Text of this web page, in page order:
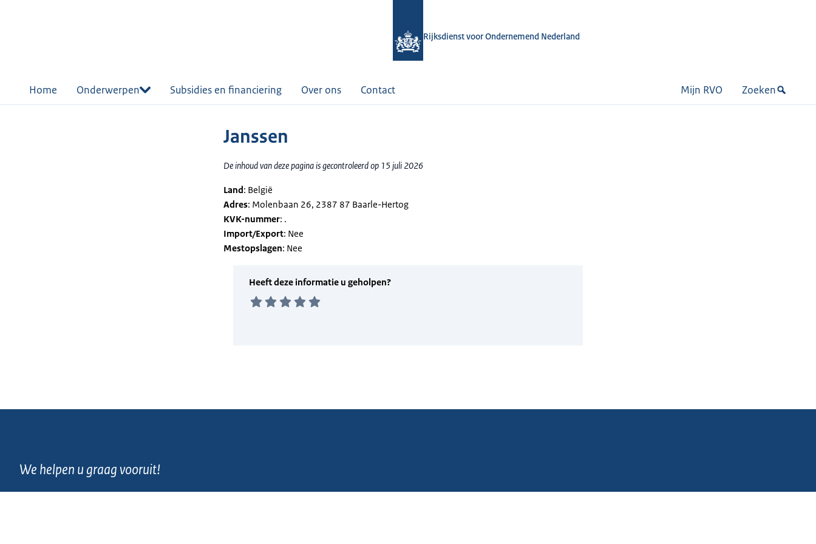
Rijksdienst voor Ondernemend Nederland
Home Onderwerpen Subsidies en financiering Over ons Contact Mijn RVO Zoeken
Janssen
De inhoud van deze pagina is gecontroleerd op 15 juli 2026
Land: België
Adres: Molenbaan 26, 2387 87 Baarle-Hertog
KVK-nummer: .
Import/Export: Nee
Mestopslagen: Nee
We helpen u graag vooruit!